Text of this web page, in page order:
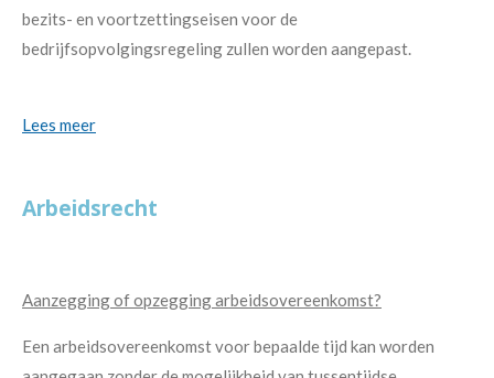
bezits- en voortzettingseisen voor de
bedrijfsopvolgingsregeling zullen worden aangepast.
Lees meer
Arbeidsrecht
Aanzegging of opzegging arbeidsovereenkomst?
Een arbeidsovereenkomst voor bepaalde tijd kan worden